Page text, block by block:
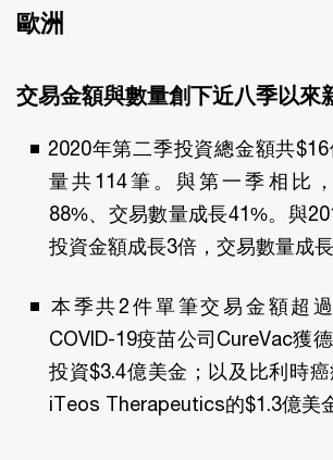
歐洲
交易金額與數量創下近八季以來
2020年第二季投資總金額共
量共114筆。與第一季相比
88%、交易數量成長41%。與
投資金額成長3倍，交易數量成長
本季共2件單筆交易金額超
COVID-19疫苗公司CureVac獲
投資$3.4億美金；以及比利時
iTeos Therapeutics的$1.3億美